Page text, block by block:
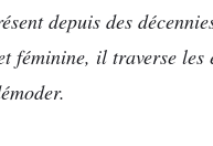
depuis des
féminine, il traverse les